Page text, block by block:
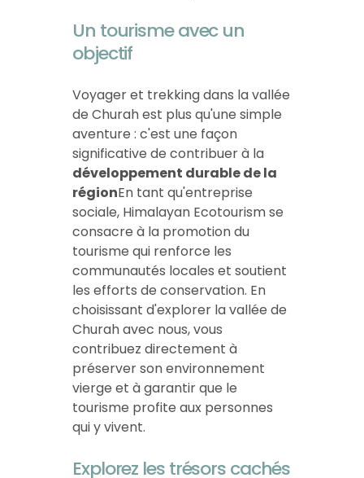
Un tourisme avec un
objectif
Voyager et trekking dans la vallée
de Churah est plus qu'une simple
aventure : c'est une façon
significative de contribuer à la
développement durable de la
régionEn tant qu'entreprise
sociale, Himalayan Ecotourism se
consacre à la promotion du
tourisme qui renforce les
communautés locales et soutient
les efforts de conservation. En
choisissant d'explorer la vallée de
Churah avec nous, vous
contribuez directement à
préserver son environnement
vierge et à garantir que le
tourisme profite aux personnes
qui y vivent.
Explorez les trésors cachés